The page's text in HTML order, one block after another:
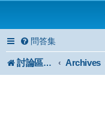
問答集
討論區首頁 Archives